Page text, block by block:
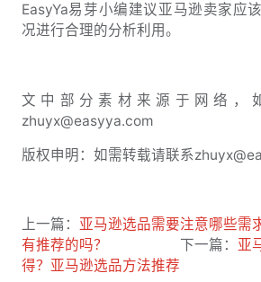
EasyYa易芽小编建议亚马逊卖家应
况进行合理的分析利用。
文中部分素材来源于网络，
zhuyx@easyya.com
版权申明：如需转载请联系
上一篇： 亚马逊选品需要注意哪些需
有推荐的吗？
下一篇： 亚
得？亚马逊选品方法推荐